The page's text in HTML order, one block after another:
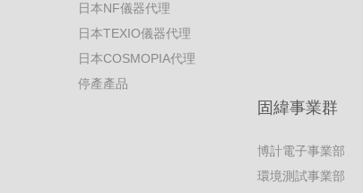
日本NF儀器代理
日本TEXIO儀器代理
日本COSMOPIA代理
停產產品
固緯事業群
博計電子事業部
環境測試事業部